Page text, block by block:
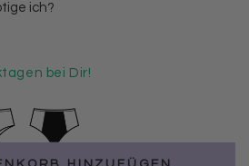
ich?
bei Dir!